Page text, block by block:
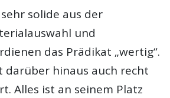
solide aus der
und
das Prädikat „wertig“.
darüber hinaus auch recht
Alles ist an seinem Platz